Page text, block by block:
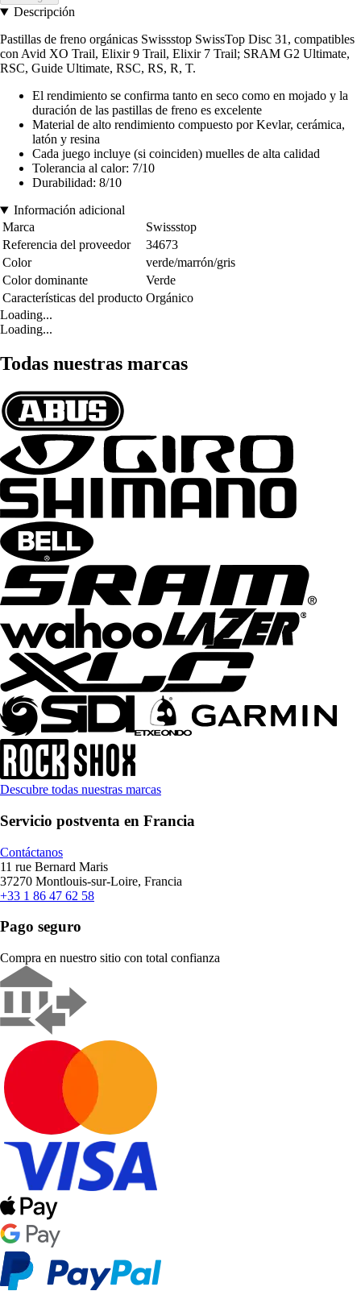
Descripción
Pastillas de freno orgánicas Swissstop SwissTop Disc 31, compatibles
con Avid XO Trail, Elixir 9 Trail, Elixir 7 Trail; SRAM G2 Ultimate,
RSC, Guide Ultimate, RSC, RS, R, T.
El rendimiento se confirma tanto en seco como en mojado y la
duración de las pastillas de freno es excelente
Material de alto rendimiento compuesto por Kevlar, cerámica,
latón y resina
Cada juego incluye (si coinciden) muelles de alta calidad
Tolerancia al calor: 7/10
Durabilidad: 8/10
Información adicional
Marca
Swissstop
Referencia del proveedor
34673
Color
verde/marrón/gris
Color dominante
Verde
Características del producto Orgánico
Loading...
Loading...
Todas nuestras marcas
Descubre todas nuestras marcas
Servicio postventa en Francia
Contáctanos
11 rue Bernard Maris
37270 Montlouis-sur-Loire, Francia
+33 1 86 47 62 58
Pago seguro
Compra en nuestro sitio con total confianza